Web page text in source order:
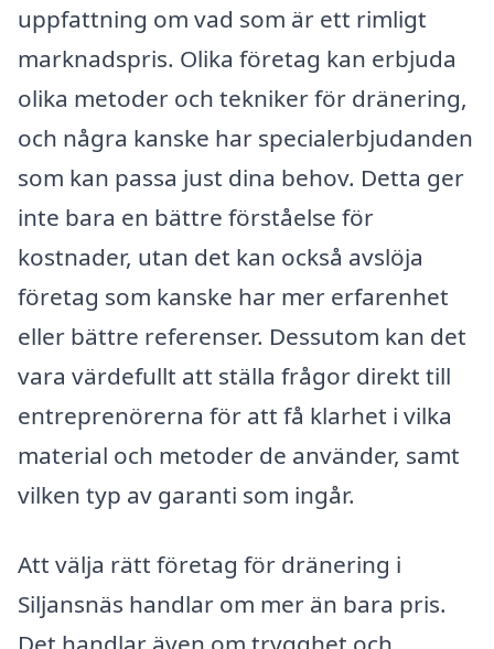
uppfattning om vad som är ett rimligt
marknadspris. Olika företag kan erbjuda
olika metoder och tekniker för dränering,
och några kanske har specialerbjudanden
som kan passa just dina behov. Detta ger
inte bara en bättre förståelse för
kostnader, utan det kan också avslöja
företag som kanske har mer erfarenhet
eller bättre referenser. Dessutom kan det
vara värdefullt att ställa frågor direkt till
entreprenörerna för att få klarhet i vilka
material och metoder de använder, samt
vilken typ av garanti som ingår.
Att välja rätt företag för dränering i
Siljansnäs handlar om mer än bara pris.